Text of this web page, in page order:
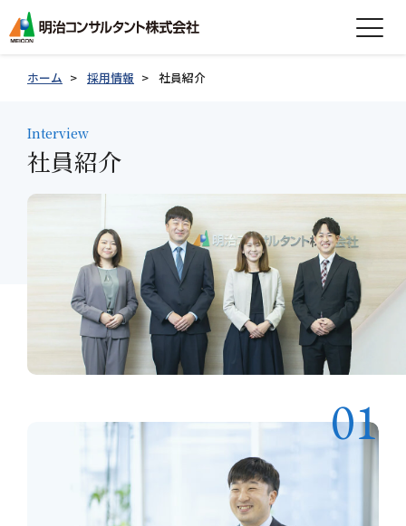
会社情報
事業紹介
製品紹介
グループ会社採用情報
ホーム 採用情報 社員紹介
Interview
社員紹介
01